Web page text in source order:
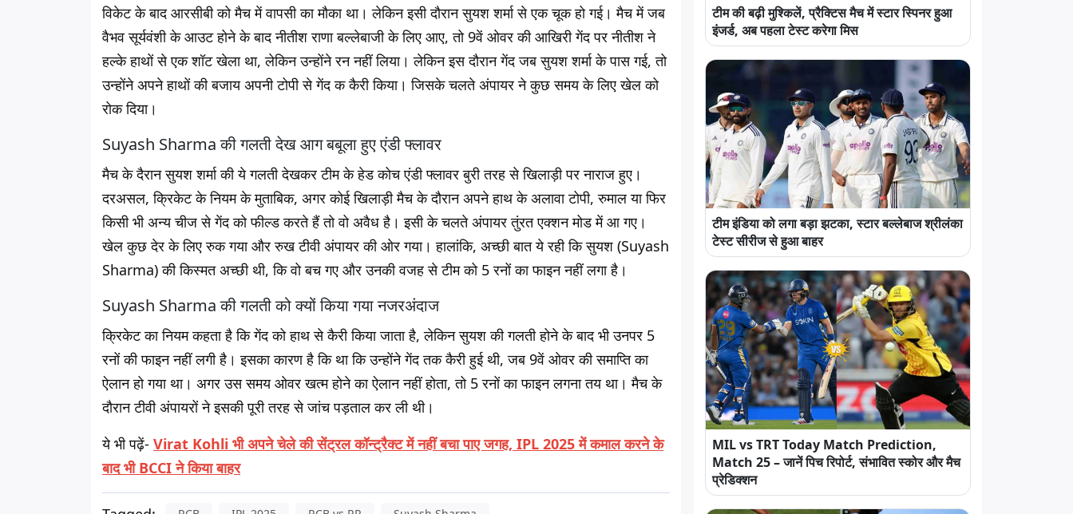
विकेट के बाद आरसीबी को मैच में वापसी का मौका था। लेकिन इसी दौरान सुयश शर्मा से एक चूक हो गई। मैच में जब
वैभव सूर्यवंशी के आउट होने के बाद नीतीश राणा बल्लेबाजी के लिए आए, तो 9वें ओवर की आखिरी गेंद पर नीतीश ने
हल्के हाथों से एक शॉट खेला था, लेकिन उन्होंने रन नहीं लिया। लेकिन इस दौरान गेंद जब सुयश शर्मा के पास गई, तो
उन्होंने अपने हाथों की बजाय अपनी टोपी से गेंद क कैरी किया। जिसके चलते अंपायर ने कुछ समय के लिए खेल को
रोक दिया।
Suyash Sharma की गलती देख आग बबूला हुए एंडी फ्लावर
मैच के दैरान सुयश शर्मा की ये गलती देखकर टीम के हेड कोच एंडी फ्लावर बुरी तरह से खिलाड़ी पर नाराज हुए।
दरअसल, क्रिकेट के नियम के मुताबिक, अगर कोई खिलाड़ी मैच के दौरान अपने हाथ के अलावा टोपी, रुमाल या फिर
किसी भी अन्य चीज से गेंद को फील्ड करते हैं तो वो अवैध है। इसी के चलते अंपायर तुंरत एक्शन मोड में आ गए।
खेल कुछ देर के लिए रुक गया और रुख टीवी अंपायर की ओर गया। हालांकि, अच्छी बात ये रही कि सुयश (Suyash
Sharma) की किस्मत अच्छी थी, कि वो बच गए और उनकी वजह से टीम को 5 रनों का फाइन नहीं लगा है।
Suyash Sharma की गलती को क्यों किया गया नजरअंदाज
क्रिकेट का नियम कहता है कि गेंद को हाथ से कैरी किया जाता है, लेकिन सुयश की गलती होने के बाद भी उनपर 5
रनों की फाइन नहीं लगी है। इसका कारण है कि था कि उन्होंने गेंद तक कैरी हुई थी, जब 9वें ओवर की समाप्ति का
ऐलान हो गया था। अगर उस समय ओवर खत्म होने का ऐलान नहीं होता, तो 5 रनों का फाइन लगना तय था। मैच के
दौरान टीवी अंपायरों ने इसकी पूरी तरह से जांच पड़ताल कर ली थी।
ये भी पढ़ें- Virat Kohli भी अपने चेले की सेंट्रल कॉन्ट्रैक्ट में नहीं बचा पाए जगह, IPL 2025 में कमाल करने के
बाद भी BCCI ने किया बाहर
टीम की बढ़ी मुश्किलें, प्रैक्टिस मैच में स्टार स्पिनर हुआ
इंजर्ड, अब पहला टेस्ट करेगा मिस
टीम इंडिया को लगा बड़ा झटका, स्टार बल्लेबाज श्रीलंका
टेस्ट सीरीज से हुआ बाहर
MIL vs TRT Today Match Prediction,
Match 25 – जानें पिच रिपोर्ट, संभावित स्कोर और मैच
प्रेडिक्शन